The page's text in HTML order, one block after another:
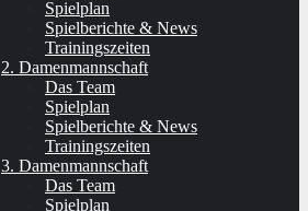
Spielplan
Spielberichte & News
Trainingszeiten
2. Damenmannschaft
Das Team
Spielplan
Spielberichte & News
Trainingszeiten
3. Damenmannschaft
Das Team
Spielplan